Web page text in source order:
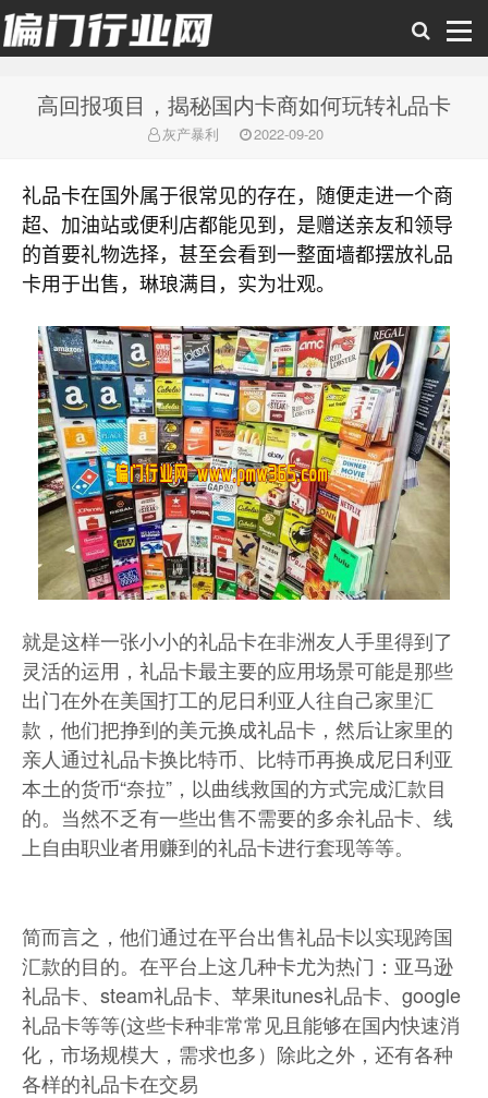
偏门行业网
高回报项目，揭秘国内卡商如何玩转礼品卡
灰产暴利 2022-09-20
礼品卡在国外属于很常见的存在，随便走进一个商
超、加油站或便利店都能见到，是赠送亲友和领导
的首要礼物选择，甚至会看到一整面墙都摆放礼品
卡用于出售，琳琅满目，实为壮观。
就是这样一张小小的礼品卡在非洲友人手里得到了
灵活的运用，礼品卡最主要的应用场景可能是那些
出门在外在美国打工的尼日利亚人往自己家里汇
款，他们把挣到的美元换成礼品卡，然后让家里的
亲人通过礼品卡换比特币、比特币再换成尼日利亚
本土的货币“奈拉”，以曲线救国的方式完成汇款目
的。当然不乏有一些出售不需要的多余礼品卡、线
上自由职业者用赚到的礼品卡进行套现等等。
简而言之，他们通过在平台出售礼品卡以实现跨国
汇款的目的。在平台上这几种卡尤为热门：亚马逊
礼品卡、steam礼品卡、苹果itunes礼品卡、google
礼品卡等等(这些卡种非常常见且能够在国内快速消
化，市场规模大，需求也多）除此之外，还有各种
各样的礼品卡在交易